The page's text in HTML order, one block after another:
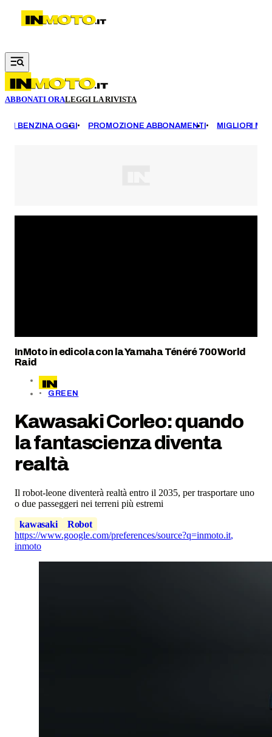
Vai al contenuto principale
ABBONATI ORALEGGI LA RIVISTA
BENZINA OGGI PROMOZIONE ABBONAMENTI MIGLIORI
InMoto in edicola con la Yamaha Ténéré 700 World
Raid
GREEN
Kawasaki Corleo: quando
la fantascienza diventa
realtà
Il robot-leone diventerà realtà entro il 2035, per trasportare uno
o due passeggeri nei terreni più estremi
kawasaki
Robot
https://www.google.com/preferences/source?q=inmoto.it,
inmoto